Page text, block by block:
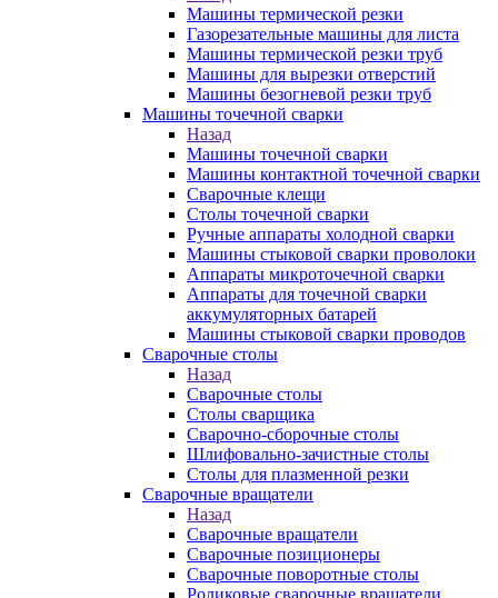
Машины термической резки
Газорезательные машины для листа
Машины термической резки труб
Машины для вырезки отверстий
Машины безогневой резки труб
Машины точечной сварки
Назад
Машины точечной сварки
Машины контактной точечной сварки
Сварочные клещи
Столы точечной сварки
Ручные аппараты холодной сварки
Машины стыковой сварки проволоки
Аппараты микроточечной сварки
Аппараты для точечной сварки
аккумуляторных батарей
Машины стыковой сварки проводов
Сварочные столы
Назад
Сварочные столы
Столы сварщика
Сварочно-сборочные столы
Шлифовально-зачистные столы
Столы для плазменной резки
Сварочные вращатели
Назад
Сварочные вращатели
Сварочные позиционеры
Сварочные поворотные столы
Роликовые сварочные вращатели